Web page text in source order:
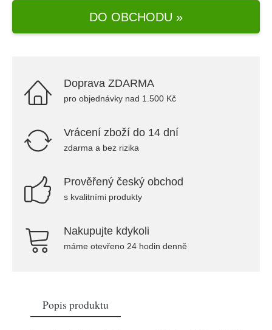
DO OBCHODU »
Doprava ZDARMA
pro objednávky nad 1.500 Kč
Vrácení zboží do 14 dní
zdarma a bez rizika
Prověřený český obchod
s kvalitními produkty
Nakupujte kdykoli
máme otevřeno 24 hodin denně
Popis produktu